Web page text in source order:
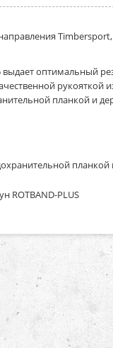
Timbersport,
выдает оптимальный
рукояткой
планкой и
планкой
ROTBAND-PLUS